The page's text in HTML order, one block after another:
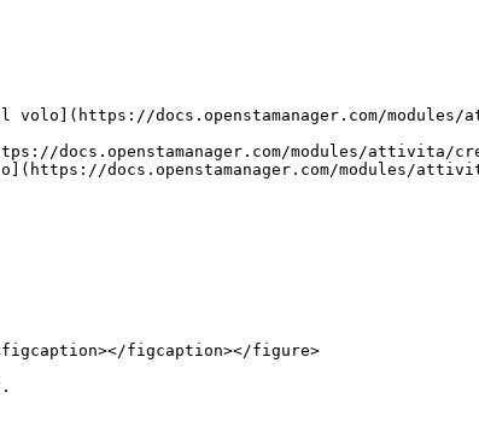
docs.openstamanager.com/
modules/attivita/
docs.openstamanager.com/modules/
figcaption></figure>